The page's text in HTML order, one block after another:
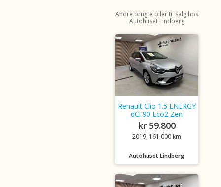
Andre brugte biler til salg hos
Autohuset Lindberg
Renault Clio 1.5 ENERGY
dCi 90 Eco2 Zen
kr 59.800
2019, 161.000 km
Autohuset Lindberg